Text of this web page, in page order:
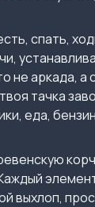
спать,
аркада, а
тачка
еда,
выхлоп,